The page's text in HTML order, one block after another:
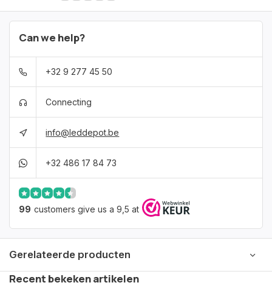
Can we help?
+32 9 277 45 50
Connecting
info@leddepot.be
+32 486 17 84 73
99 customers give us a 9,5 at
Gerelateerde producten
Recent bekeken artikelen